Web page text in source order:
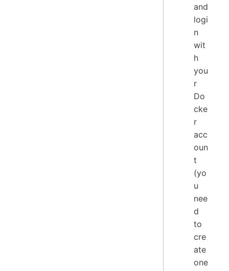
and
logi
n
wit
h
you
r
Do
cke
r
acc
oun
t
(yo
u
nee
d
to
cre
ate
one